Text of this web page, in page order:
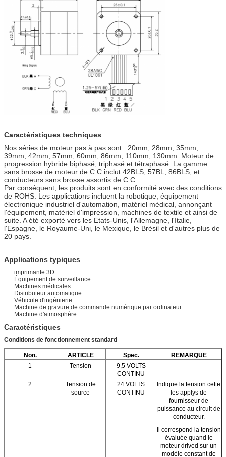
Caractéristiques techniques
Nos séries de moteur pas à pas sont : 20mm, 28mm, 35mm,
39mm, 42mm, 57mm, 60mm, 86mm, 110mm, 130mm. Moteur de
progression hybride biphasé, triphasé et tétraphasé. La gamme
sans brosse de moteur de C.C inclut 42BLS, 57BL, 86BLS, et
conducteurs sans brosse assortis de C.C.
Par conséquent, les produits sont en conformité avec des conditions
de ROHS. Les applications incluent la robotique, équipement
électronique industriel d'automation, matériel médical, annonçant
l'équipement, matériel d'impression, machines de textile et ainsi de
suite. A été exporté vers les Etats-Unis, l'Allemagne, l'Italie,
l'Espagne, le Royaume-Uni, le Mexique, le Brésil et d'autres plus de
20 pays.
Applications typiques
imprimante 3D
Équipement de surveillance
Machines médicales
Distributeur automatique
Véhicule d'ingénierie
Machine de gravure de commande numérique par ordinateur
Machine d'atmosphère
Caractéristiques
Conditions de fonctionnement standard
Non. ARTICLE Spec.
REMARQUE
1
Tension
9,5 VOLTS
CONTINU
2
Tension de
source
24 VOLTS
CONTINU
Indique la tension cette
les applys de
fournisseur de
puissance au circuit de
conducteur.
Il correspond la tension
évaluée quand le
moteur drived sur un
modèle constant de